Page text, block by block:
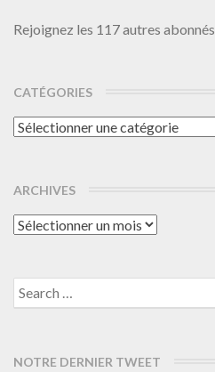
Rejoignez les 117 autres abonnés
CATÉGORIES
Catégories
ARCHIVES
Archives
Search
for:
NOTRE DERNIER TWEET